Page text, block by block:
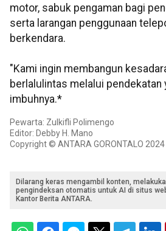
motor, sabuk pengaman bagi
serta larangan penggunaan
berkendara.
"Kami ingin membangun
berlalulintas melalui pendekatan
imbuhnya.*
Pewarta: Zulkifli Polimengo
Editor: Debby H. Mano
Copyright © ANTARA GORONTALO 2024
Dilarang keras mengambil konten,
pengindeksan otomatis untuk AI di situs
Kantor Berita ANTARA.